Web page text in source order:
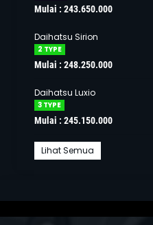
Mulai : 243.650.000
Daihatsu Sirion
2 TYPE
Mulai : 248.250.000
Daihatsu Luxio
3 TYPE
Mulai : 245.150.000
Lihat Semua